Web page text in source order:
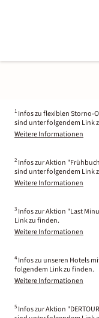
1 Infos zu flexiblen Storno-
sind unter folgendem Link
Weitere Informationen
2 Infos zur Aktion
sind unter folgendem Link
Weitere Informationen
3 Infos zur Aktion "Last
Link zu finden.
Weitere Informationen
4 Infos zu unseren Hotels
folgendem Link zu finden.
Weitere Informationen
5 Infos zur Aktion